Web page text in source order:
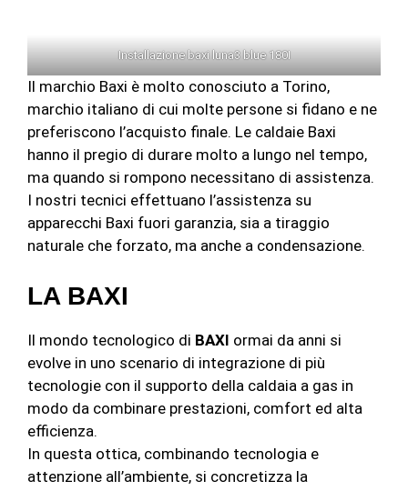
Installazione baxi luna3 blue 180I
Il marchio Baxi è molto conosciuto a Torino,
marchio italiano di cui molte persone si fidano e ne
preferiscono l’acquisto finale. Le caldaie Baxi
hanno il pregio di durare molto a lungo nel tempo,
ma quando si rompono necessitano di assistenza.
I nostri tecnici effettuano l’assistenza su
apparecchi Baxi fuori garanzia, sia a tiraggio
naturale che forzato, ma anche a condensazione.
LA BAXI
Il mondo tecnologico di BAXI ormai da anni si
evolve in uno scenario di integrazione di più
tecnologie con il supporto della caldaia a gas in
modo da combinare prestazioni, comfort ed alta
efficienza.
In questa ottica, combinando tecnologia e
attenzione all’ambiente, si concretizza la